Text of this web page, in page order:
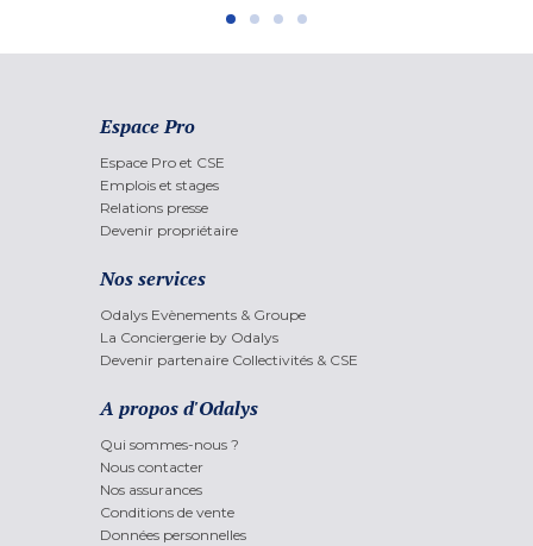
Espace Pro
Espace Pro et CSE
Emplois et stages
Relations presse
Devenir propriétaire
Nos services
Odalys Evènements & Groupe
La Conciergerie by Odalys
Devenir partenaire Collectivités & CSE
A propos d'Odalys
Qui sommes-nous ?
Nous contacter
Nos assurances
Conditions de vente
Données personnelles